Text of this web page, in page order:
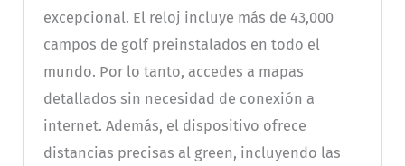
excepcional. El reloj incluye más de 43,000
campos de golf preinstalados en todo el
mundo. Por lo tanto, accedes a mapas
detallados sin necesidad de conexión a
internet. Además, el dispositivo ofrece
distancias precisas al green, incluyendo las